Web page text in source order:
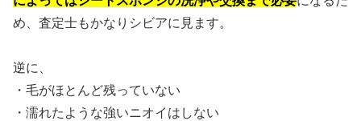
め、査定士もかなりシビアに見ます。
逆に、
・毛がほとんど残っていない
・濡れたような強いニオイはしない